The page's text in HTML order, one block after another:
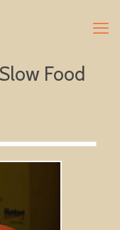
Food